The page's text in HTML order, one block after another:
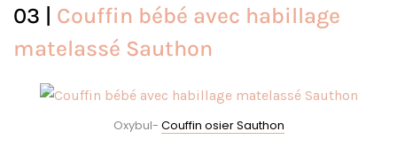
03 | Couffin bébé avec habillage
matelassé Sauthon
Oxybul- Couffin osier Sauthon